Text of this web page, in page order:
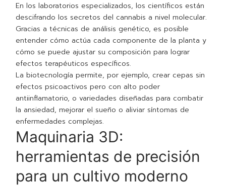
En los laboratorios especializados, los científicos están
descifrando los secretos del cannabis a nivel molecular.
Gracias a técnicas de análisis genético, es posible
entender cómo actúa cada componente de la planta y
cómo se puede ajustar su composición para lograr
efectos terapéuticos específicos.
La biotecnología permite, por ejemplo, crear cepas sin
efectos psicoactivos pero con alto poder
antiinflamatorio, o variedades diseñadas para combatir
la ansiedad, mejorar el sueño o aliviar síntomas de
enfermedades complejas.
Maquinaria 3D:
herramientas de precisión
para un cultivo moderno